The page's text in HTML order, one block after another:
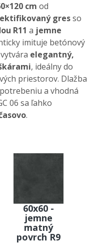
cm od
gresso
R11 a jemne
imituje betónový
elegantný,
, ideálny do
priestorov. Dlažba
a vhodná
06 sa ľahko
.
60x60 -
jemne
matný
povrch R9